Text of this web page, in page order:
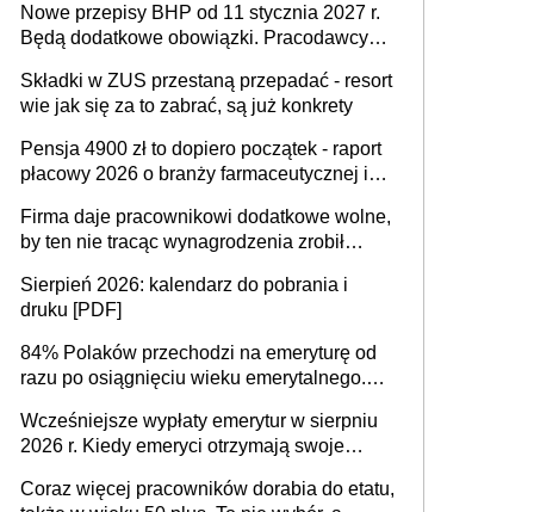
osoby neuroatypowe. Powstanie Fundusz
na rzecz Inkluzywności w Zatrudnianiu?
Nowe przepisy BHP od 11 stycznia 2027 r.
Będą dodatkowe obowiązki. Pracodawcy
Składki w ZUS przestaną przepadać - resort
wie jak się za to zabrać, są już konkrety
Pensja 4900 zł to dopiero początek - raport
płacowy 2026 o branży farmaceutycznej i
Firma daje pracownikowi dodatkowe wolne,
by ten nie tracąc wynagrodzenia zrobił
sprawdza
Sierpień 2026: kalendarz do pobrania i
druku [PDF]
84% Polaków przechodzi na emeryturę od
razu po osiągnięciu wieku emerytalnego.
dłużej, ale czy jest w stanie? Pracownicy
45+ to siła napędowa gospodarki
Wcześniejsze wypłaty emerytur w sierpniu
2026 r. Kiedy emeryci otrzymają swoje
Coraz więcej pracowników dorabia do etatu,